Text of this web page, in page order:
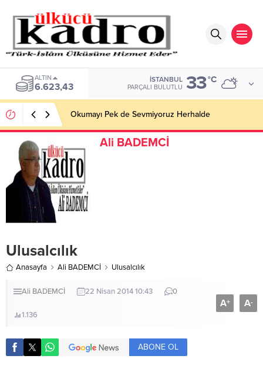
ALTIN
6.623,43
İSTANBUL
PARÇALI BULUTLU 33°C
Okumayı Pek de Sevmiyoruz Herhalde
Ali BADEMCİ
Ulusalcılık
Anasayfa Ali BADEMCİ Ulusalcılık
Ali BADEMCİ 22 Nisan 2014 10:43 0
1.136
A+ A-
ABONE OL